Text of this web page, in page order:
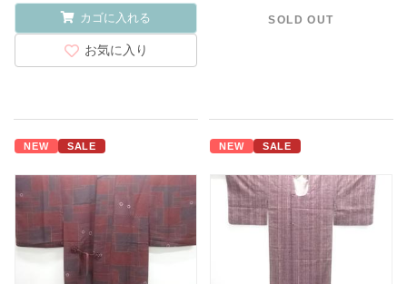
カゴに入れる
お気に入り
SOLD OUT
NEW SALE NEW SALE